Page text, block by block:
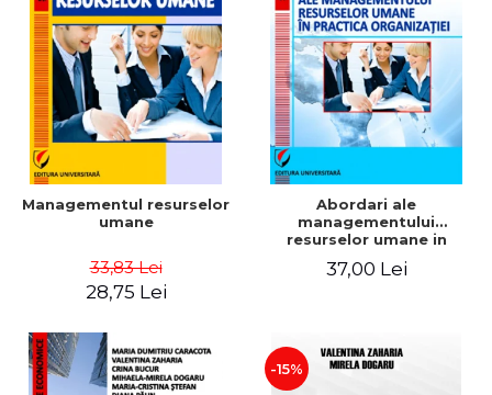
Managementul resurselor
umane
33,83 Lei
28,75 Lei
Abordari ale
managementului
resurselor umane in
37,00 Lei
-15%